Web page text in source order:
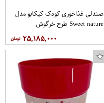
صندلی غذاخوری کودک کیکابو مدل
Sweet nature طرح خرگوش
۲۵,۱۸۵,۰۰۰